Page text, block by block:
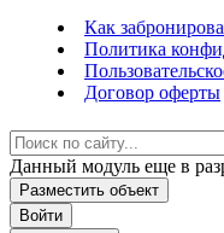
Как
Политика
Договор оферты
Данный модуль еще в
Разместить объект
Войти